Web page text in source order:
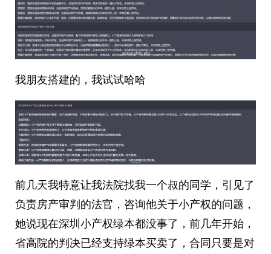
我朋友搭建的，我试试哈哈
前几天我特意让我法院找我一个叔的同学，引见了
负责房产审判的法官，咨询他关于小产权的问题，
她说现在深圳小产权绿本都没事了，前几年开始，
省高院的判决已经支持绿本买卖了，合同只要是对